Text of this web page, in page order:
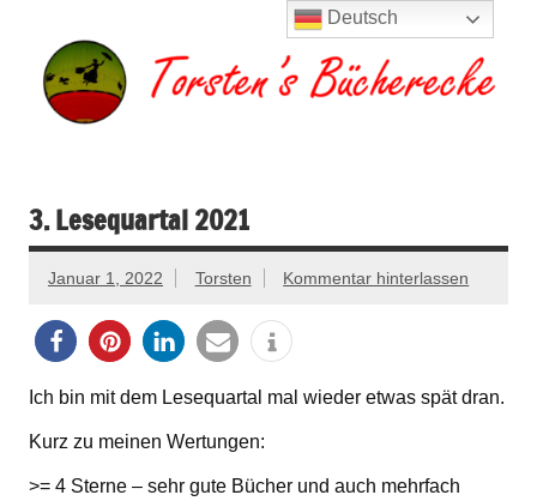
springen
3. Lesequartal 2021
Januar 1, 2022 Torsten Kommentar hinterlassen
Ich bin mit dem Lesequartal mal wieder etwas spät dran.
Kurz zu meinen Wertungen:
>= 4 Sterne – sehr gute Bücher und auch mehrfach
Deutsch